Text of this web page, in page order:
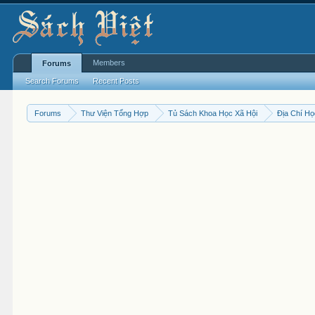
Forums Thư Viện Tổng Hợp Tủ Sách Khoa Học Xã Hội Địa Chí
Forums
Search Forums Recent Posts
Members